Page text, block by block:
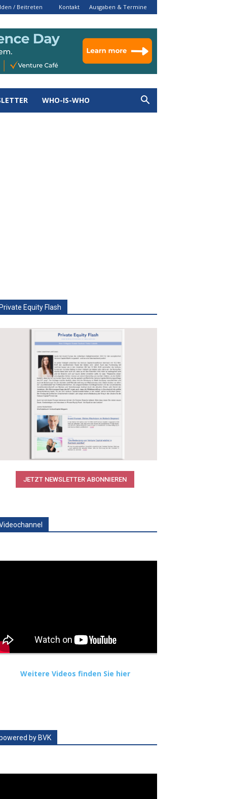
/ Beitreten Kontakt Ausgaben & Termine
WHO-IS-WHO
Equity Flash
JETZT NEWSLETTER ABONNIEREN
Weitere Videos finden Sie hier
by BVK